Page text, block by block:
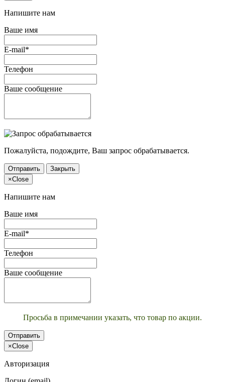
Напишите нам
Ваше имя
E-mail*
Телефон
Ваше сообщение
Пожалуйста, подождите, Ваш запрос обрабатывается.
Отправить
Закрыть
×Close
Напишите нам
Ваше имя
E-mail*
Телефон
Ваше сообщение
Просьба в примечании указать, что товар по акции.
Отправить
×Close
Авторизация